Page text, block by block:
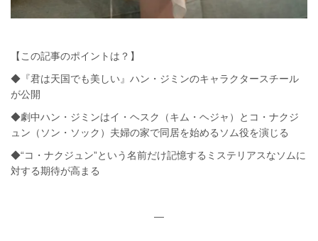
【この記事のポイントは？】
◆『君は天国でも美しい』ハン・ジミンのキャラクタースチール
が公開
◆劇中ハン・ジミンはイ・ヘスク（キム・ヘジャ）とコ・ナクジ
ュン（ソン・ソック）夫婦の家で同居を始めるソム役を演じる
◆“コ・ナクジュン”という名前だけ記憶するミステリアスなソムに
対する期待が高まる
—